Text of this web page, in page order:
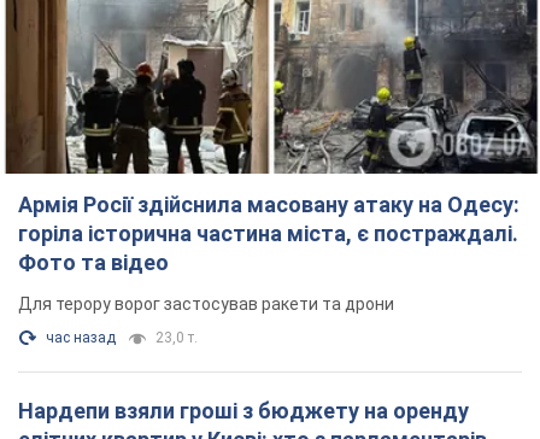
Армія Росії здійснила масовану атаку на Одесу:
горіла історична частина міста, є постраждалі.
Фото та відео
Для терору ворог застосував ракети та дрони
час назад 23,0 т.
Нардепи взяли гроші з бюджету на оренду